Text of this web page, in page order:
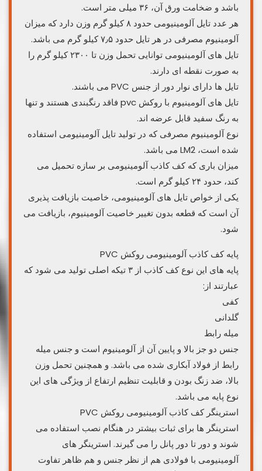
باشد و ضخامت ورق آن، ۳۶ میلی متر است.
هر عدد تایل آلومینیومی حدود ۸ کیلو گرم وزن دارد که میزان
آلومینیوم مصرفی در هر تایل حدود ۷٫۵ کیلو گرم می باشد.
تایل های آلومینیومی توانایی تحمل وزن تا ۲۳۰۰ کیلو گرم را
به صورت نقطه ای دارند.
تایل ها دارای نوار دور از جنس PVC می باشند.
تایل های آلومینیوم با روکش pvc فاقد رنگبندی هستند و تنها
به رنگ سفید قابل عرضه اند.
نوع آلومینیوم مصرفی که در تولید تایل آلومینیومی استفاده
شده است، LM2 می باشد.
میزان باری که کف کاذب آلومینیومی بر سازه تحمیل می
کند، حدود ۲۴ کیلو گرم است.
یکی از خواص تایل های آلومینیومی، خاصیت بازیافت پذیری
آن است که قطعه بدون تغییر خاصیت آلومینیوم، بازیافت می
شود.
پایه کف کاذب آلومینیومی روکش PVC
پایه های این نوع کف کاذب از ۳ تیکه اصلی تولید می شود که
عبارتند از:
کفی
گلدانی
میله رابط
جنس دو جز بالا و پایین آن از آلومینیوم است و جنس میله
رابط از فولاد آبکاری شده می باشد. و همچنین تحمل وزن
بالا، ضد زنگ بودن و قابلیت تنظیم ارتفاع از ویژگی های این
نوع پایه می باشد.
استرینگر کف کاذب آلومینیومی روکش PVC
استرینگر ها برای ثبات بیشتر در هنگام نصب استفاده می
شوند و دور تا دور پانل را می گیرند. استرینگر های
آلومینیومی با فولادی هم از نظر جنس و هم ظاهر تفاوت